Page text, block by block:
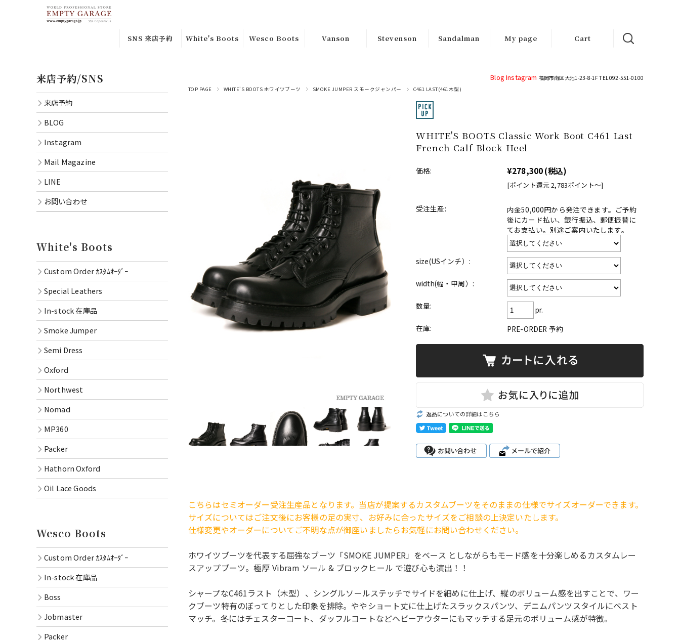
SNS 来店予約
Mail
White's Boots
ﾀﾞｰ
Nomad
MP360
Wesco Boots
Order
Hendrik
Romeo
John Henry
Oil, Lace,
Vanson Stevenson
Bottoms
Sandalman My page Cart
Blog Instagram 福岡市南区大池1-23-8-1F TEL 092-551-0100
TOP PAGE WHITE'S BOOTS ホワイツブーツ SMOKE JUMPER スモークジャンパー C461 LAST(461木型)
WHITE'S BOOTS Classic Work Boot C461 Last
French Calf Block Heel
価格: ¥278,300(税込)
[ポイント還元 2,783ポイント〜]
受注生産:
内金50,000円から発注できます。ご予約
後にカード払い、銀行振込、郵便振替に
てお支払い。別途ご案内いたします。
size(USインチ）:
width(幅・甲周）:
数量:
pr.
在庫:
PRE-ORDER 予約
返品についての詳細はこちら
こちらはセミオーダー受注生産品となります。当店が提案するカスタムブーツをそのままの仕様でサイズオーダーできます。
サイズについてはご注文後にお客様の足の実寸、お好みに合ったサイズをご相談の上決定いたします。
仕様変更やオーダーについてご不明な点が御座いましたらお気軽にお問い合わせください。
ホワイツブーツを代表する屈強なブーツ「SMOKE JUMPER」をベース としながらもモード感を十分楽しめるカスタムレー
スアップブーツ。極厚 Vibram ソール & ブロックヒール で遊び心も演出！！
シャープなC461ラスト（木型）、シングルソールステッチでサイドを細めに仕上げ、縦のボリューム感を出すことで、ワー
クブーツ特有のぼってりとした印象を排除。ややショート丈に仕上げたスラックスパンツ、デニムパンツスタイルにベスト
マッチ。冬にはチェスターコート、ダッフルコートなどヘビーアウターにもマッチする足元のボリューム感が特徴。
来店予約/SNS
来店予約
BLOG
Instagram
Mail Magazine
LINE
お問い合わせ
White's Boots
Custom Order ｶｽﾀﾑｵｰﾀﾞｰ
Special Leathers
In-stock 在庫品
Smoke Jumper
Semi Dress
Oxford
Northwest
Nomad
MP360
Packer
Hathorn Oxford
Oil Lace Goods
Wesco Boots
Custom Order ｶｽﾀﾑｵｰﾀﾞｰ
In-stock 在庫品
Boss
Jobmaster
Packer